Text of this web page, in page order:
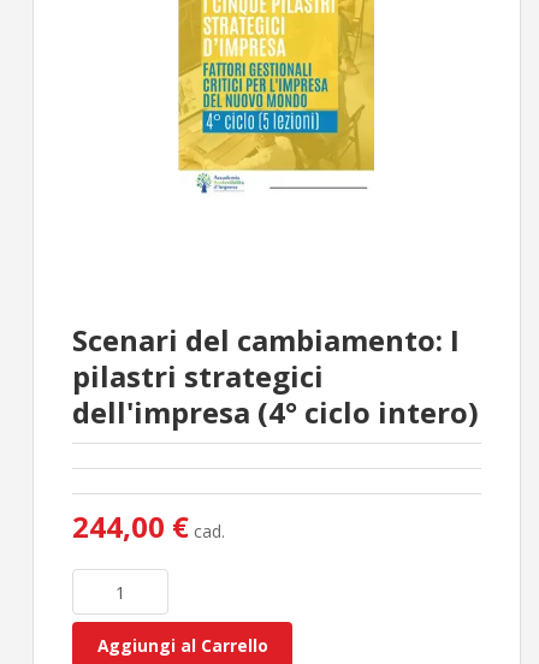
Scenari del cambiamento: I
pilastri strategici
dell'impresa (4° ciclo intero)
244,00 € cad.
Aggiungi al Carrello